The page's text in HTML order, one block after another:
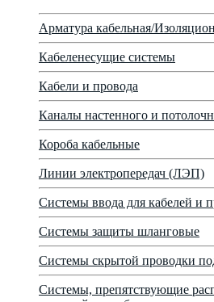
Арматура кабельная/
Кабеленесущие системы
Кабели и провода
Каналы настенного и
Короба кабельные
Линии электропередач (ЛЭП)
Системы ввода для кабелей и
Системы защиты шланговые
Системы скрытой проводки
Системы, препятствующие